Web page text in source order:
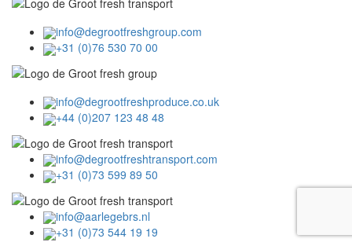
info@degrootfreshgroup.com
+31 (0)76 530 70 00
info@degrootfreshproduce.co.uk
+44 (0)207 123 48 48
info@degrootfreshtransport.com
+31 (0)73 599 89 50
info@aarlegebrs.nl
+31 (0)73 544 19 19